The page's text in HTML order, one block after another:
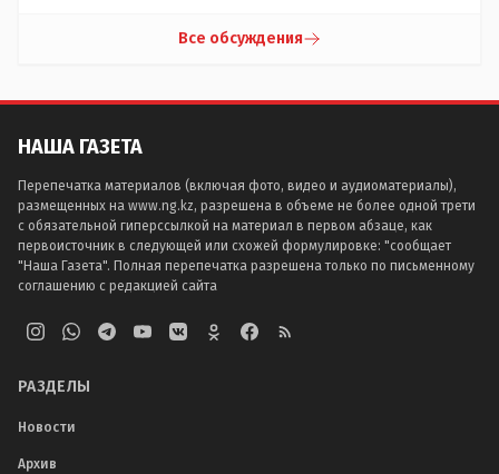
Все обсуждения
НАША ГАЗЕТА
Перепечатка материалов (включая фото, видео и аудиоматериалы),
размещенных на www.ng.kz, разрешена в объеме не более одной трети
с обязательной гиперссылкой на материал в первом абзаце, как
первоисточник в следующей или схожей формулировке: "сообщает
"Наша Газета". Полная перепечатка разрешена только по письменному
соглашению с редакцией сайта
РАЗДЕЛЫ
Новости
Архив